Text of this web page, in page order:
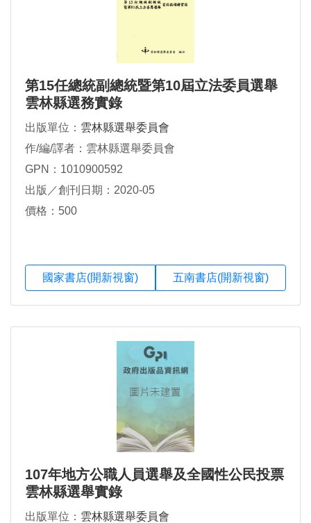
第15任總統副總統暨第10屆立法委員選舉
雲林縣選務實錄
出版單位： 雲林縣選舉委員會
作/編/譯者：雲林縣選舉委員會
GPN：1010900592
出版／創刊日期：2020-05
價格：500
國家書店(開新視窗) 五南書店(開新視窗)
107年地方公職人員選舉及全國性公民投票
雲林縣選舉實錄
出版單位： 雲林縣選舉委員會